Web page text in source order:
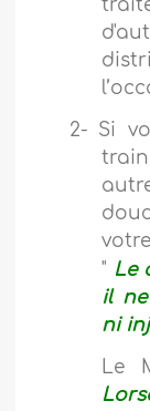
2- Si
" Le
il
ni
Le